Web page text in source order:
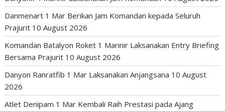
Danmenart 1 Mar Berikan Jam Komandan kepada Seluruh
Prajurit 10 August 2026
Komandan Batalyon Roket 1 Marinir Laksanakan Entry Briefing
Bersama Prajurit 10 August 2026
Danyon Ranratfib 1 Mar Laksanakan Anjangsana 10 August
2026
Atlet Denipam 1 Mar Kembali Raih Prestasi pada Ajang